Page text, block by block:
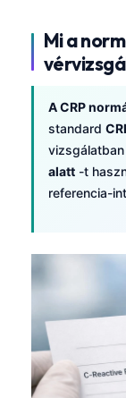
Mi a
A CRP
standard
alatt -t
referencia-